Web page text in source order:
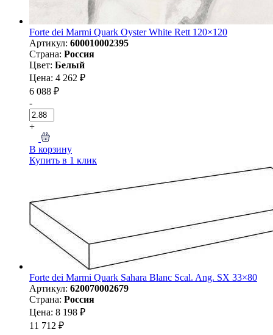
Forte dei Marmi Quark Oyster White Rett 120×120
Артикул: 600010002395
Страна: Россия
Цвет: Белый
Цена: 4 262 ₽
6 088 ₽
-
+
В корзину
Купить в 1 клик
Forte dei Marmi Quark Sahara Blanc Scal. Ang. SX 33×80
Артикул: 620070002679
Страна: Россия
Цена: 8 198 ₽
11 712 ₽